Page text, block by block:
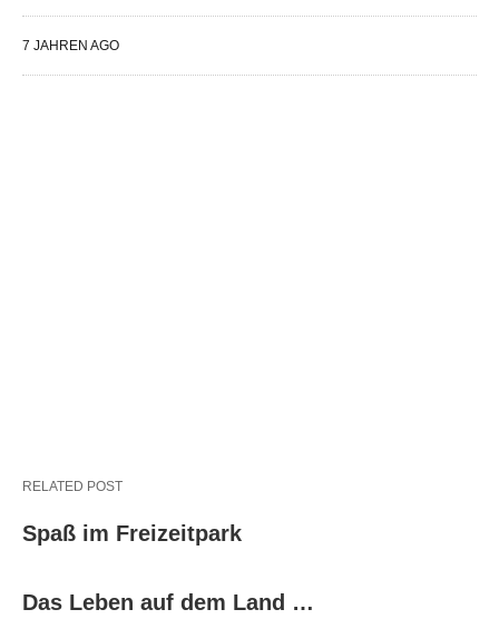
7 JAHREN AGO
RELATED POST
Spaß im Freizeitpark
Das Leben auf dem Land …